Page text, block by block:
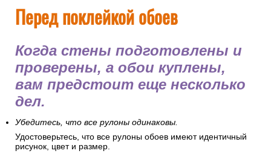
Перед поклейкой обоев
Когда стены подготовлены и
проверены, а обои куплены,
вам предстоит еще несколько
дел.
Убедитесь, что все рулоны одинаковы.
Удостоверьтесь, что все рулоны обоев имеют идентичный
рисунок, цвет и размер.